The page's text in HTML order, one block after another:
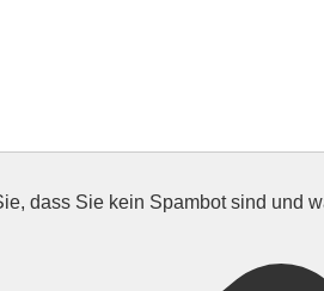
dass Sie kein Spambot sind und